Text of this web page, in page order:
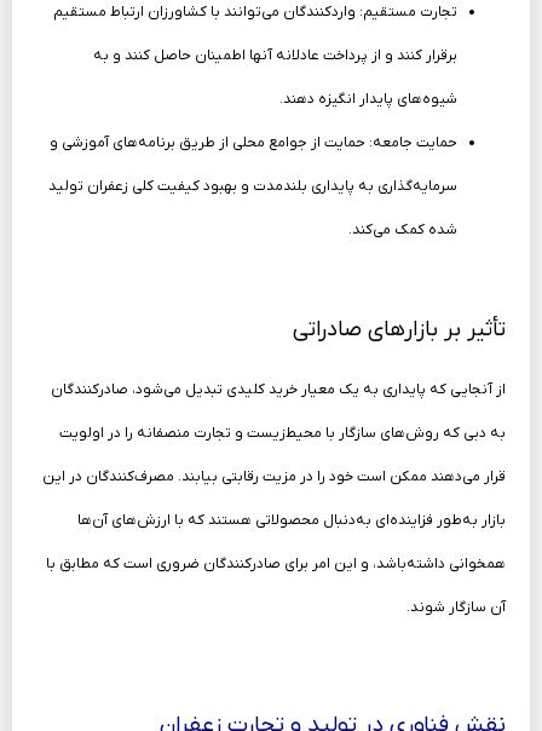
تجارت مستقیم: واردکنندگان می‌توانند با کشاورزان ارتباط مستقیم
برقرار کنند و از پرداخت عادلانه آنها اطمینان حاصل کنند و به
شیوه‌های پایدار انگیزه دهند.
حمایت جامعه: حمایت از جوامع محلی از طریق برنامه‌های آموزشی و
سرمایه‌گذاری به پایداری بلندمدت و بهبود کیفیت کلی زعفران تولید
شده کمک می‌کند.
تأثیر بر بازارهای صادراتی
از آنجایی که پایداری به یک معیار خرید کلیدی تبدیل می‌شود، صادرکنندگان
به دبی که روش‌های سازگار با محیط‌زیست و تجارت منصفانه را در اولویت
قرار می‌دهند ممکن است خود را در مزیت رقابتی بیابند. مصرف‌کنندگان در این
بازار به‌طور فزاینده‌ای به‌دنبال محصولاتی هستند که با ارزش‌های آن‌ها
همخوانی داشته‌باشد، و این امر برای صادرکنندگان ضروری است که مطابق با
آن سازگار شوند.